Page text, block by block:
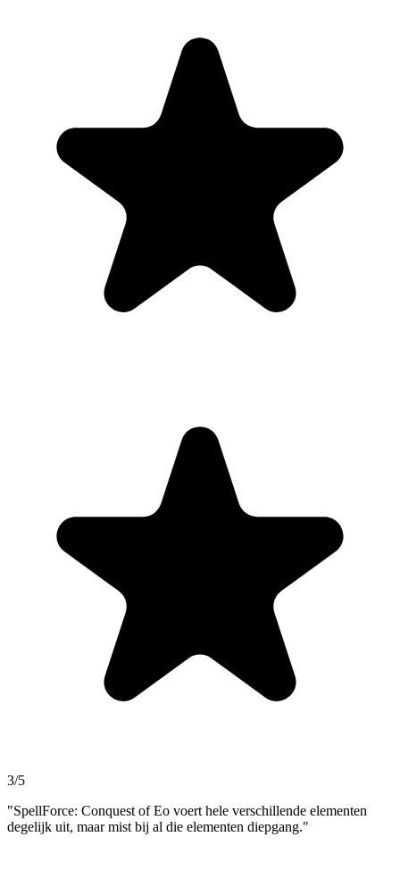
3/5
"SpellForce: Conquest of Eo voert hele verschillende elementen
degelijk uit, maar mist bij al die elementen diepgang."